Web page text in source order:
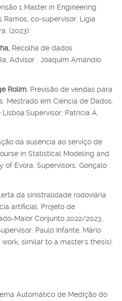
1 Master in Engineering
Ramos, co-supervisor: Lígia
(2023).
Recolha de dados
Advisor : Joaquim Amândio
Rolim. Previsão de vendas para
Mestrado em Ciência de Dados.
Patrícia A.
da ausência ao serviço de
in Statistical Modeling and
of Évora. Supervisors: Gonçalo
da sinistralidade rodoviária
artificial. Projeto de
Maior Conjunto 2022/2023,
Paulo Infante, Mário
similar to a master's thesis).
Automático de Medição do